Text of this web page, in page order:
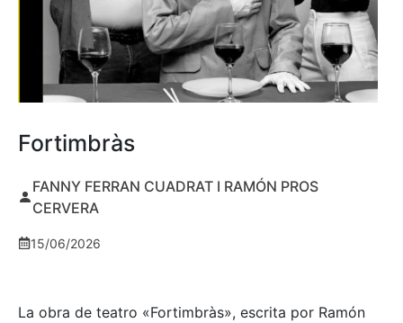
Fortimbràs
FANNY FERRAN CUADRAT I RAMÓN PROS
CERVERA
15/06/2026
La obra de teatro «Fortimbràs», escrita por Ramón